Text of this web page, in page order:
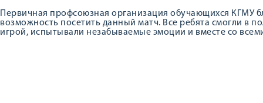
Первичная профсоюзная организация обучающихся КГМУ
возможность посетить данный матч. Все ребята смогли в
игрой, испытывали незабываемые эмоции и вместе со